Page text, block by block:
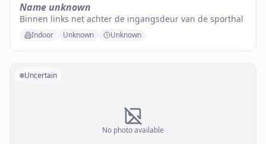
Name unknown
Binnen links net achter de ingangsdeur van de sporthal
Indoor Unknown Unknown
No photo available
Uncertain